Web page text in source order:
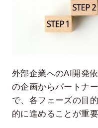
外部企業へのAI開発
の企画からパートナ
で、各フェーズの目
的に進めることが重要